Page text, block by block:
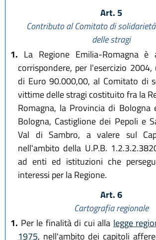
Art. 5
Contributo al Comitato di
delle stragi
1. La Regione Emilia-Romagna è
corrispondere, per l'esercizio
di Euro 90.000,00, al Comitato di
vittime delle stragi costituito fra la
Romagna, la Provincia di Bologna
Bologna, Castiglione dei Pepoli e
Val di Sambro, a valere sul
nell'ambito della U.P.B.
ad enti ed istituzioni che
interessi per la Regione.
Art. 6
Cartografia regionale
1. Per le finalità di cui alla legge
1975, nell'ambito dei capitoli